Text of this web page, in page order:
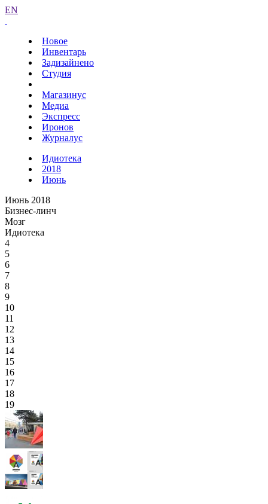
EN
Новое
Инвентарь
Задизайнено
Студия
Магазинус
Медиа
Экспресс
Иронов
Журналус
Идиотека
2018
Июнь
Июнь 2018
Бизнес-линч
Мозг
Идиотека
4
5
6
7
8
9
10
11
12
13
14
15
16
17
18
19